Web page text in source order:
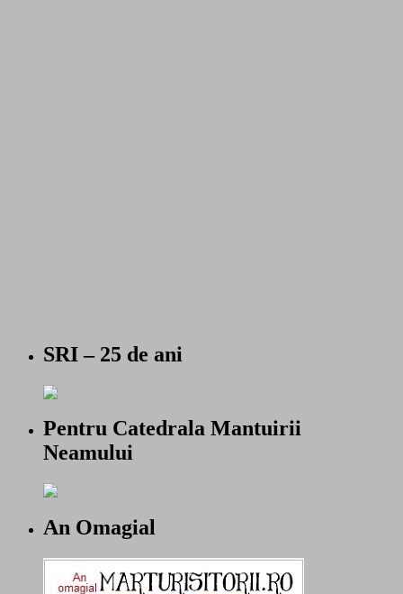
SRI – 25 de ani
Pentru Catedrala Mantuirii
Neamului
An Omagial